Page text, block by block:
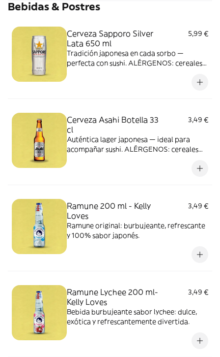
pescado, apio, molusco, mostaza,
Bebidas & Postres
Cerveza Sapporo Silver
Lata 650 ml
5,99 €
Tradición japonesa en cada sorbo —
perfecta con sushi. ALÉRGENOS: cereales
Cerveza Asahi Botella 33
cl
3,49 €
Auténtica lager japonesa — ideal para
acompañar sushi. ALÉRGENOS: cereales
Ramune 200 ml - Kelly
Loves
3,49 €
Ramune original: burbujeante, refrescante
y 100% sabor japonés.
Ramune Lychee 200 ml-
Kelly Loves
3,49 €
Bebida burbujeante sabor lychee: dulce,
exótica y refrescantemente divertida.